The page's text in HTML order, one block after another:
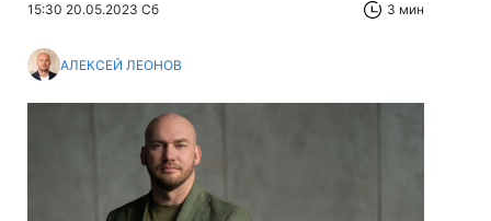
15:30 20.05.2023 Сб 3 мин
АЛЕКСЕЙ ЛЕОНОВ